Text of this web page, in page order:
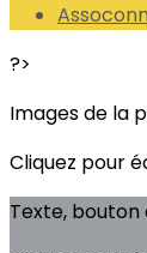
?>
Images de la
Cliquez pour
Texte,